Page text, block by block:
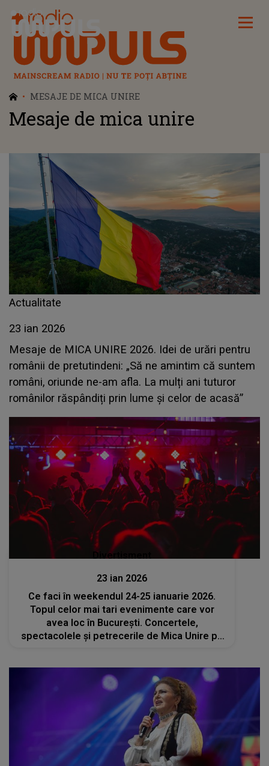
Radio Impuls
MESAJE DE MICA UNIRE
Mesaje de mica unire
Actualitate
23 ian 2026
Mesaje de MICA UNIRE 2026. Idei de urări pentru
românii de pretutindeni: „Să ne amintim că suntem
români, oriunde ne-am afla. La mulți ani tuturor
românilor răspândiți prin lume și celor de acasă”
Divertisment
23 ian 2026
Ce faci în weekendul 24-25 ianuarie 2026.
Topul celor mai tari evenimente care vor
avea loc în București. Concertele,
spectacolele și petrecerile de Mica Unire pe